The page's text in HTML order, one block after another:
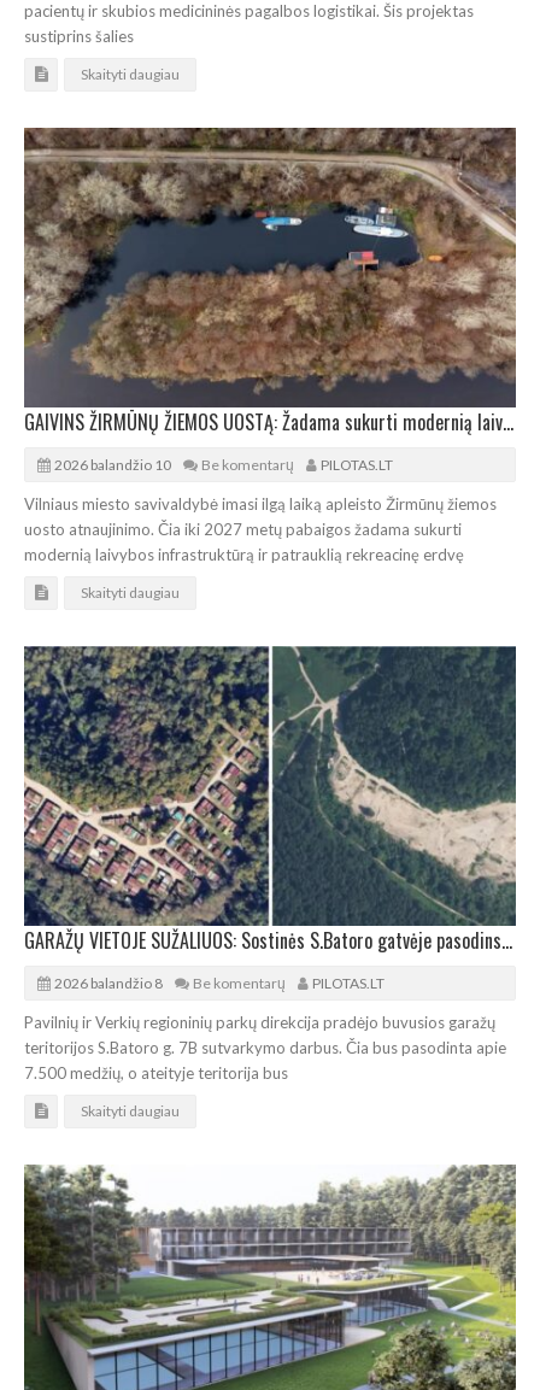
pacientų ir skubios medicininės pagalbos logistikai. Šis projektas
sustiprins šalies
Skaityti daugiau
GAIVINS ŽIRMŪNŲ ŽIEMOS UOSTĄ: Žadama sukurti modernią laivybos infrastruktūrą
2026 balandžio 10 Be komentarų PILOTAS.LT
Vilniaus miesto savivaldybė imasi ilgą laiką apleisto Žirmūnų žiemos
uosto atnaujinimo. Čia iki 2027 metų pabaigos žadama sukurti
modernią laivybos infrastruktūrą ir patrauklią rekreacinę erdvę
Skaityti daugiau
GARAŽŲ VIETOJE SUŽALIUOS: Sostinės S.Batoro gatvėje pasodins 7.500 medžių
2026 balandžio 8 Be komentarų PILOTAS.LT
Pavilnių ir Verkių regioninių parkų direkcija pradėjo buvusios garažų
teritorijos S.Batoro g. 7B sutvarkymo darbus. Čia bus pasodinta apie
7.500 medžių, o ateityje teritorija bus
Skaityti daugiau